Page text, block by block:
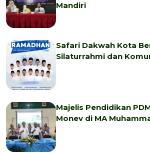
Mandiri
Safari Dakwah Kota
Silaturrahmi dan
Majelis Pendidikan
Monev di MA